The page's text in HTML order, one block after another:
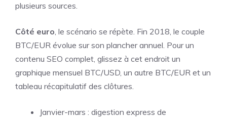
plusieurs sources.
Côté euro, le scénario se répète. Fin 2018, le couple
BTC/EUR évolue sur son plancher annuel. Pour un
contenu SEO complet, glissez à cet endroit un
graphique mensuel BTC/USD, un autre BTC/EUR et un
tableau récapitulatif des clôtures.
Janvier-mars : digestion express de